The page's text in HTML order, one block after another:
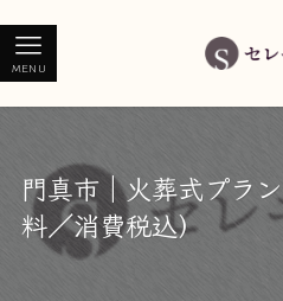
MENU
門真市｜火葬式プラ
料／消費税込）